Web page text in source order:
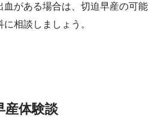
血がある場合は、切迫早産の可能
相談しましょう。
産体験談